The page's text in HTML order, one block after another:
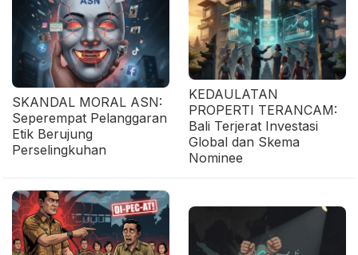
SKANDAL MORAL ASN:
Seperempat Pelanggaran
Etik Berujung
Perselingkuhan
KEDAULATAN
PROPERTI TERANCAM:
Bali Terjerat Investasi
Global dan Skema
Nominee